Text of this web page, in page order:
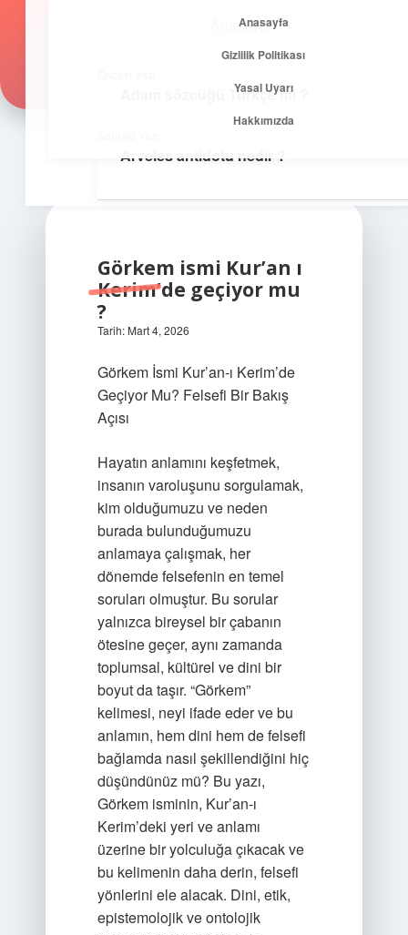
Anasayfa
Yasal Uyarı
Hakkımızda
Zirvedeki Fikirler
Görkem ismi Kur’an ı
Kerim’de geçiyor mu
?
Tarih: Mart 4, 2026
Görkem İsmi Kur’an-ı Kerim’de
Geçiyor Mu? Felsefi Bir Bakış
Açısı
Hayatın anlamını keşfetmek,
insanın varoluşunu sorgulamak,
kim olduğumuzu ve neden
burada bulunduğumuzu
anlamaya çalışmak, her
dönemde felsefenin en temel
soruları olmuştur. Bu sorular
yalnızca bireysel bir çabanın
ötesine geçer, aynı zamanda
toplumsal, kültürel ve dini bir
boyut da taşır. “Görkem”
kelimesi, neyi ifade eder ve bu
anlamın, hem dini hem de felsefi
bağlamda nasıl şekillendiğini hiç
düşündünüz mü? Bu yazı,
Görkem isminin, Kur’an-ı
Kerim’deki yeri ve anlamı
üzerine bir yolculuğa çıkacak ve
bu kelimenin daha derin, felsefi
yönlerini ele alacak. Dini, etik,
epistemolojik ve ontolojik
Adam sözcüğü Türkçe mi ?
Arveles antidotu nedir ?
Anasayfa
Gizlilik Politikası
Yasal Uyarı
Hakkımızda